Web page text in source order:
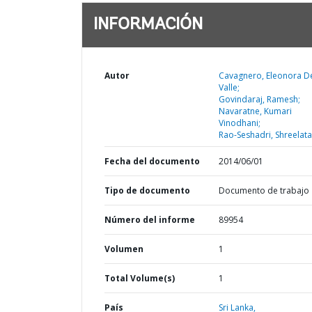
INFORMACIÓN
Autor
Cavagnero, Eleonora
Valle;
Govindaraj, Ramesh;
Navaratne, Kumari
Vinodhani;
Rao-Seshadri,
Fecha del documento 2014/06/01
Tipo de documento Documento de trabajo
Número del informe 89954
Volumen 1
Total Volume(s) 1
País Sri Lanka,